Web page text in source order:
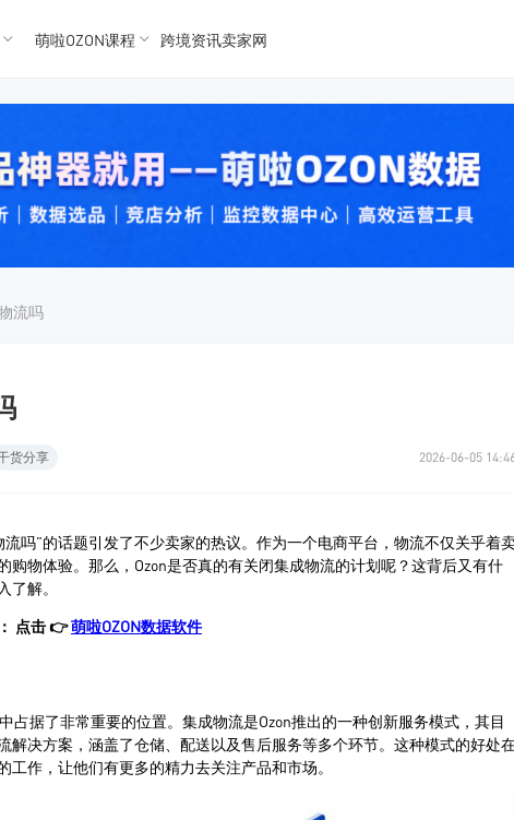
Ozon
OZon
数据
数据
萌啦OZON课程 跨境资讯卖家网
流吗
货分享 2026-06-05